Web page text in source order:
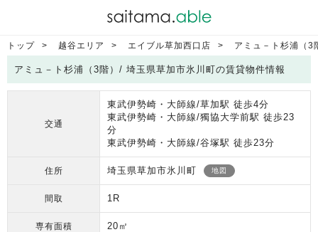
トップ 越谷エリア エイブル草加西口店 アミュ－ト杉浦（3
アミュ－ト杉浦（3階）/ 埼玉県草加市氷川町の賃貸物件情報
交通
東武伊勢崎・大師線/草加駅 徒歩4分
東武伊勢崎・大師線/獨協大学前駅 徒歩23
分
東武伊勢崎・大師線/谷塚駅 徒歩23分
住所 埼玉県草加市氷川町 地図
間取 1R
専有面積 20㎡